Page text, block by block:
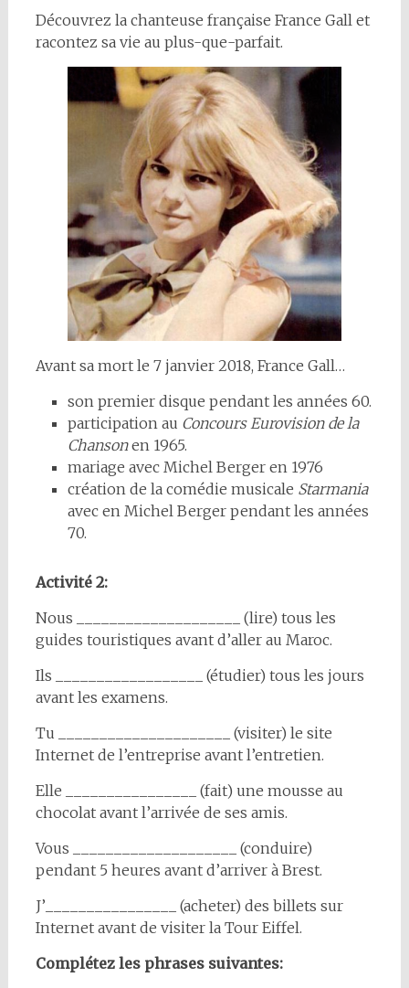
Découvrez la chanteuse française France Gall et
racontez sa vie au plus-que-parfait.
Avant sa mort le 7 janvier 2018, France Gall…
son premier disque pendant les années 60.
participation au Concours Eurovision de la
Chansonen 1965.
mariage avec Michel Berger en 1976
création de la comédie musicale Starmania
avec en Michel Berger pendant les années
70.
Activité 2:
Nous ____________________ (lire) tous les
guides touristiques avant d’aller au Maroc.
Ils __________________ (étudier) tous les jours
avant les examens.
Tu _____________________ (visiter) le site
Internet de l’entreprise avant l’entretien.
Elle ________________ (fait) une mousse au
chocolat avant l’arrivée de ses amis.
Vous ____________________ (conduire)
pendant 5 heures avant d’arriver à Brest.
J’________________ (acheter) des billets sur
Internet avant de visiter la Tour Eiffel.
Complétez les phrases suivantes: